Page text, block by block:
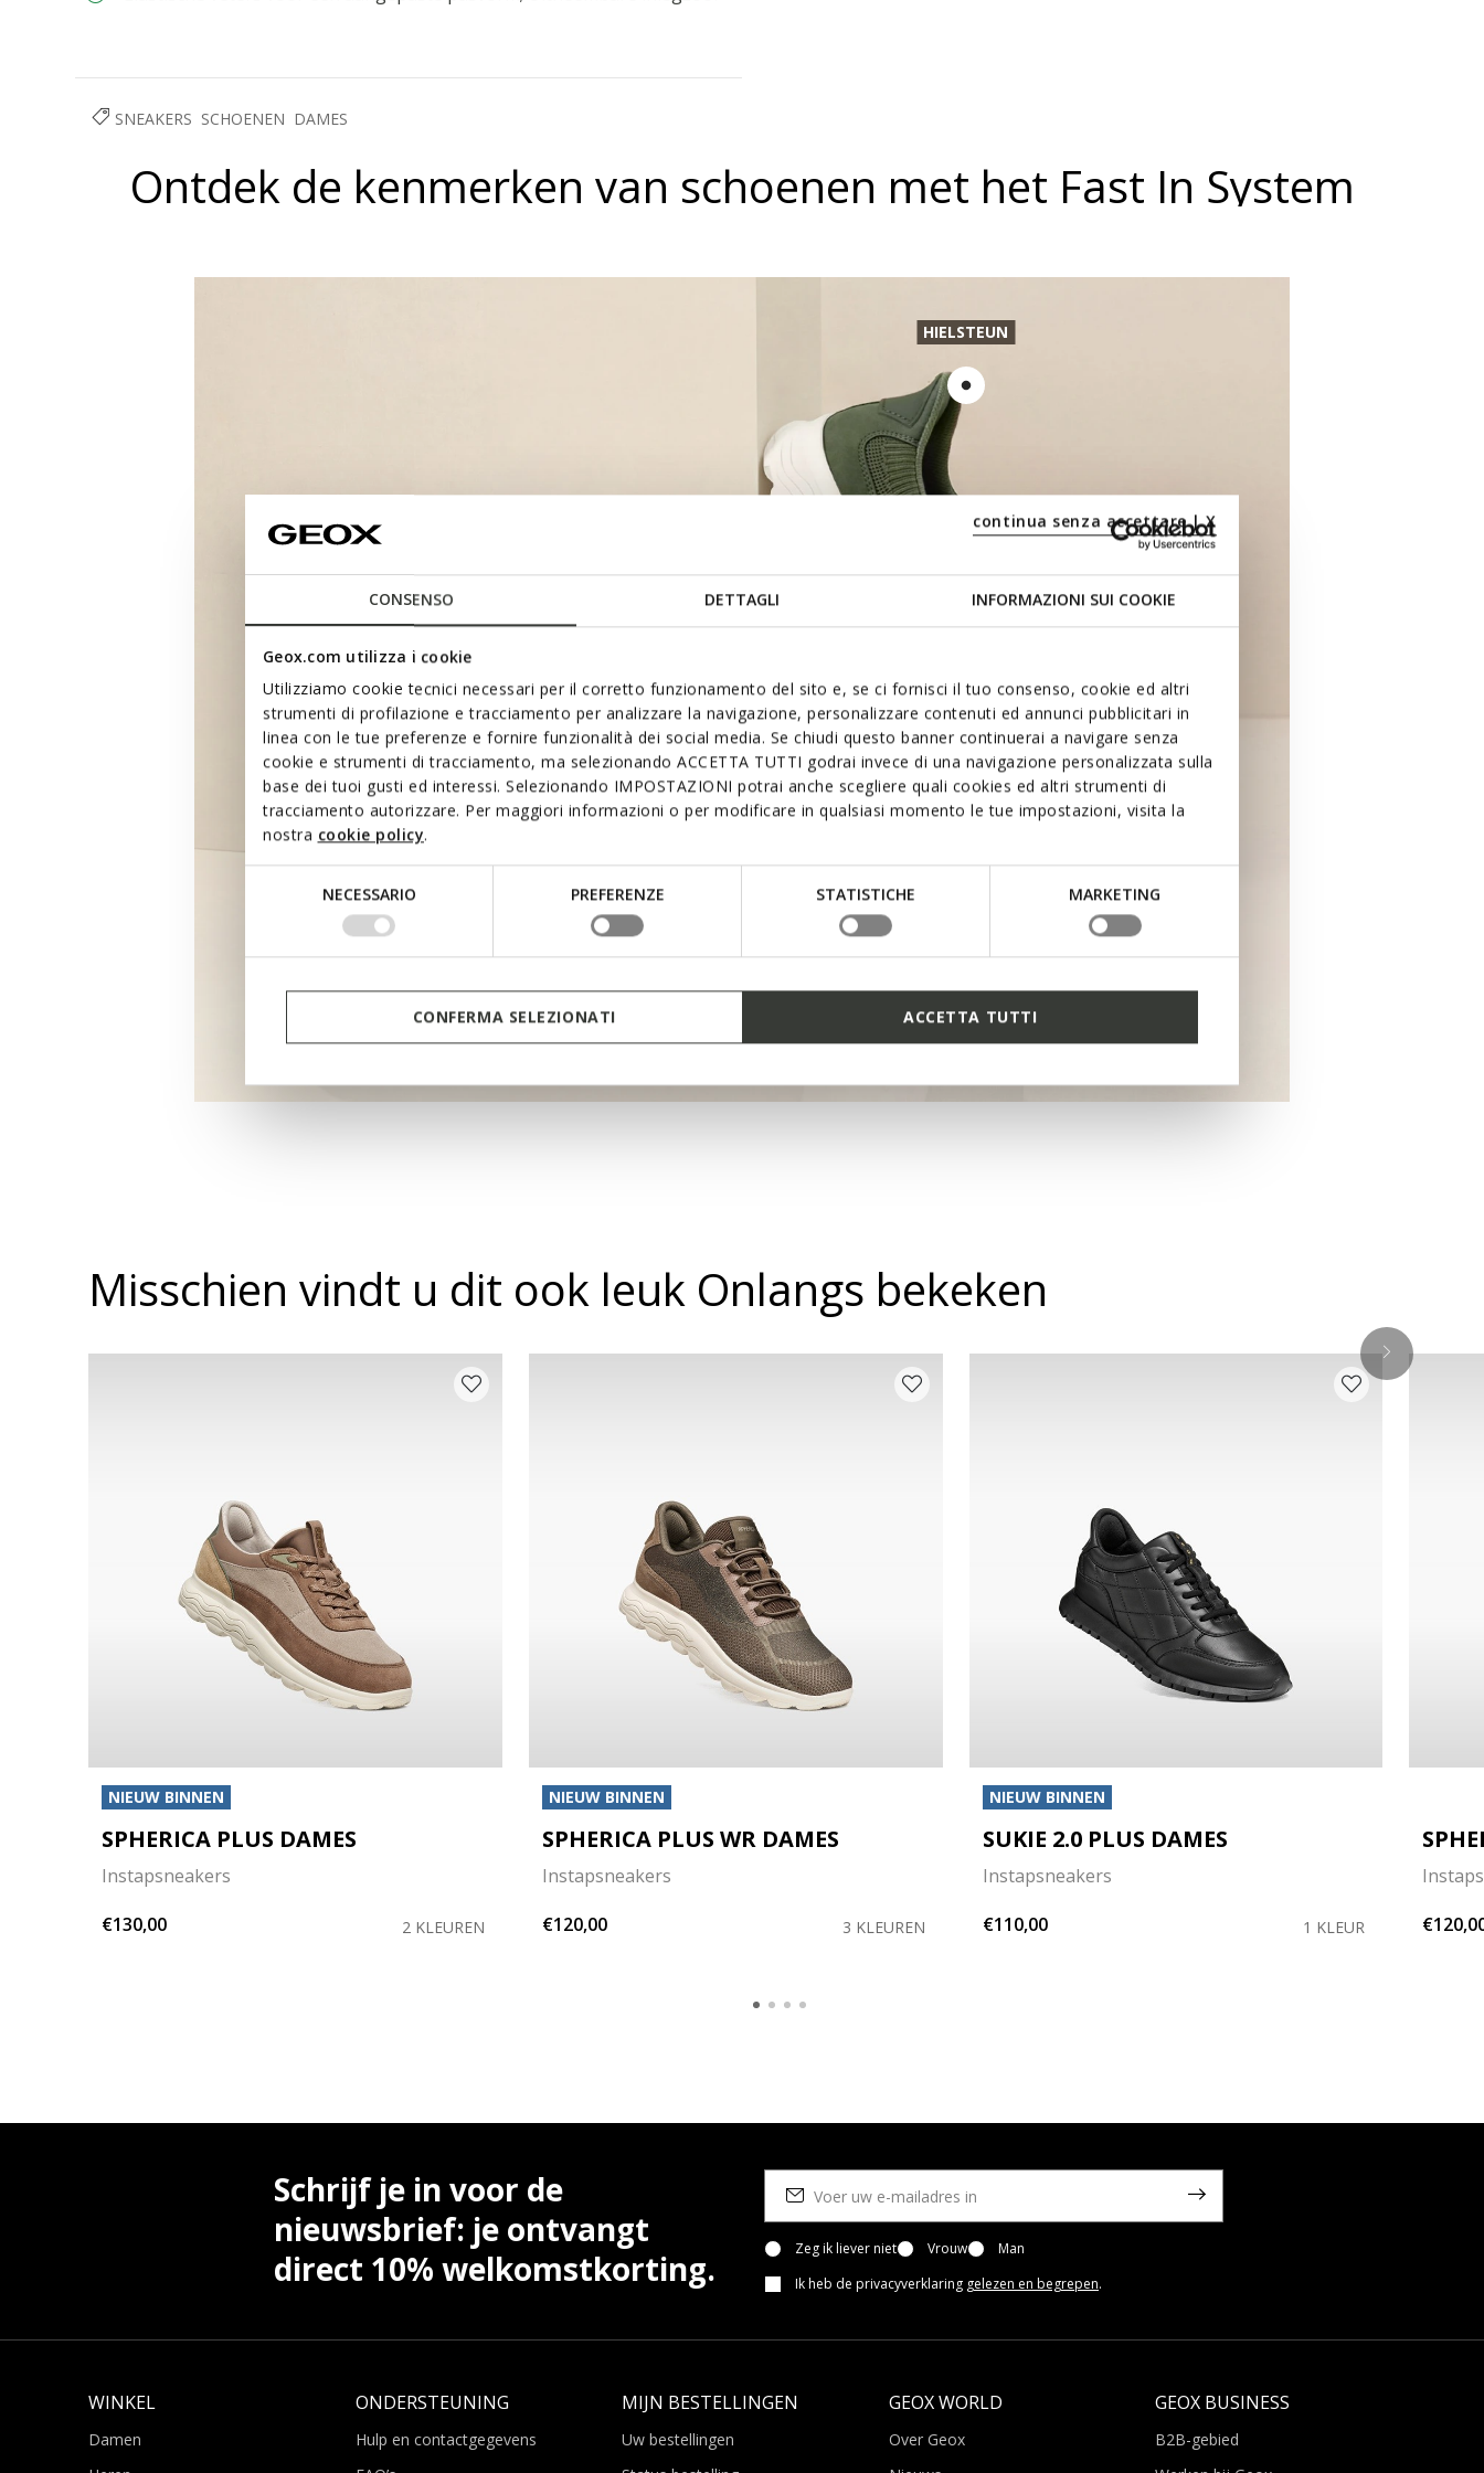
CONSENSO DETTAGLI INFORMAZIONI SUI COOKIE
Geox.com utilizza i cookie
Utilizziamo cookie tecnici necessari per il corretto funzionamento del sito e, se ci fornisci il tuo consenso, cookie ed altri
strumenti di profilazione e tracciamento per analizzare la navigazione, personalizzare contenuti ed annunci pubblicitari in
linea con le tue preferenze e fornire funzionalità dei social media. Se chiudi questo banner continuerai a navigare senza
cookie e strumenti di tracciamento, ma selezionando ACCETTA TUTTI godrai invece di una navigazione personalizzata sulla
base dei tuoi gusti ed interessi. Selezionando IMPOSTAZIONI potrai anche scegliere quali cookies ed altri strumenti di
tracciamento autorizzare. Per maggiori informazioni o per modificare in qualsiasi momento le tue impostazioni, visita la
nostra cookie policy.
NECESSARIO PREFERENZE STATISTICHE MARKETING
continua senza accettare | X
CONFERMA SELEZIONATI ACCETTA TUTTI
SNEAKERS SCHOENEN DAMES
Ontdek de kenmerken van schoenen met het Fast In System
HIELSTEUN
VOORGEVORMDE TONG
Misschien vindt u dit ook leuk Onlangs bekeken
NIEUW BINNEN
SPHERICA PLUS DAMES
Instapsneakers
€130,00
2 KLEUREN
NIEUW BINNEN
SPHERICA PLUS WR DAMES
Instapsneakers
€120,00
3 KLEUREN
NIEUW BINNEN
SUKIE 2.0 PLUS DAMES
Instapsneakers
€110,00
1 KLEUR
Schrijf je in voor de
nieuwsbrief: je ontvangt
direct 10% welkomstkorting.
Zeg ik liever niet Vrouw
Man
Ik heb de privacyverklaring gelezen en begrepen.
WINKEL
Damen
ONDERSTEUNING
Hulp en contactgegevens
MIJN BESTELLINGEN
Uw bestellingen
GEOX WORLD
Over Geox
GEOX BUSINESS
B2B-gebied